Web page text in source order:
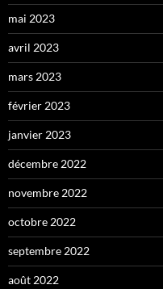
mai 2023
avril 2023
mars 2023
février 2023
janvier 2023
décembre 2022
novembre 2022
octobre 2022
septembre 2022
août 2022